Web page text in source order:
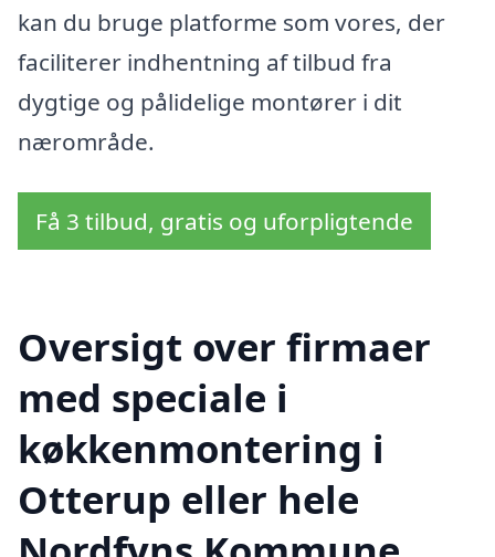
kan du bruge platforme som vores, der
faciliterer indhentning af tilbud fra
dygtige og pålidelige montører i dit
nærområde.
Få 3 tilbud, gratis og uforpligtende
Oversigt over firmaer
med speciale i
køkkenmontering i
Otterup eller hele